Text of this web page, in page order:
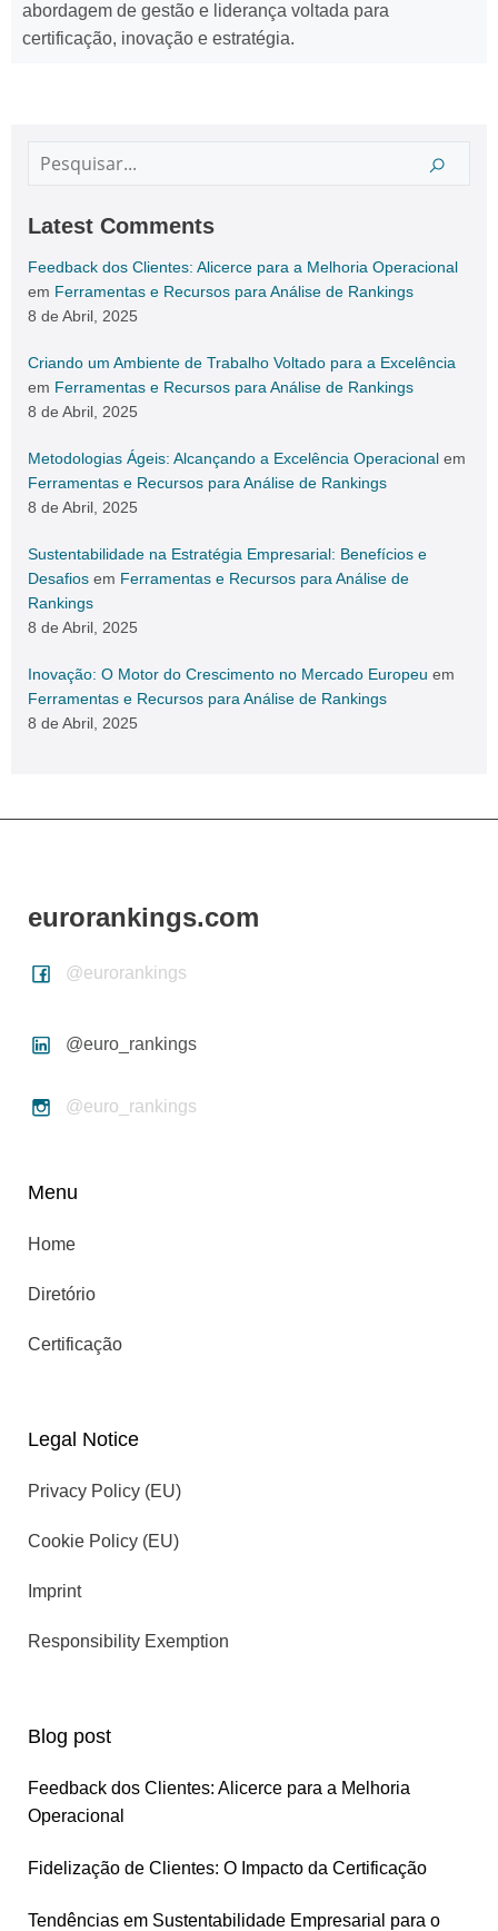
abordagem de gestão e liderança voltada para
certificação, inovação e estratégia.
Latest Comments
Feedback dos Clientes: Alicerce para a Melhoria Operacional
em Ferramentas e Recursos para Análise de Rankings
8 de Abril, 2025
Criando um Ambiente de Trabalho Voltado para a Excelência
em Ferramentas e Recursos para Análise de Rankings
8 de Abril, 2025
Metodologias Ágeis: Alcançando a Excelência Operacional em
Ferramentas e Recursos para Análise de Rankings
8 de Abril, 2025
Sustentabilidade na Estratégia Empresarial: Benefícios e
Desafios em Ferramentas e Recursos para Análise de
Rankings
8 de Abril, 2025
Inovação: O Motor do Crescimento no Mercado Europeu em
Ferramentas e Recursos para Análise de Rankings
8 de Abril, 2025
eurorankings.com
@eurorankings
@euro_rankings
@euro_rankings
Menu
Home
Diretório
Certificação
Legal Notice
Privacy Policy (EU)
Cookie Policy (EU)
Imprint
Responsibility Exemption
Blog post
Feedback dos Clientes: Alicerce para a Melhoria
Operacional
Fidelização de Clientes: O Impacto da Certificação
Tendências em Sustentabilidade Empresarial para o